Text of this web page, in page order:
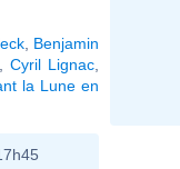
, Benjamin
Cyril Lignac
la Lune en